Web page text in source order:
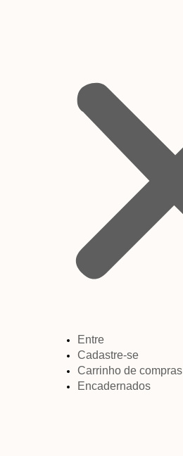
Entre
Cadastre-se
Carrinho de compras
Encadernados